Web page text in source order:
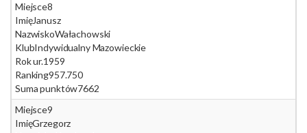
Miejsce8
ImięJanusz
NazwiskoWałachowski
KlubIndywidualny Mazowieckie
Rok ur.1959
Ranking957.750
Suma punktów7662
Miejsce9
ImięGrzegorz